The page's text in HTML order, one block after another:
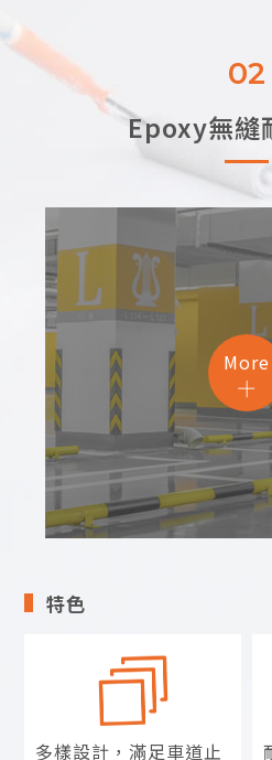
02
Epoxy無縫
More
特色
多樣設計，滿足車道止